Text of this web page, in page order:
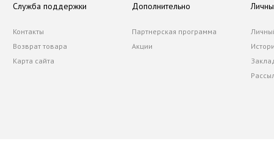
Служба поддержки
Контакты
Возврат товара
Карта сайта
Дополнительно
Партнерская программа
Акции